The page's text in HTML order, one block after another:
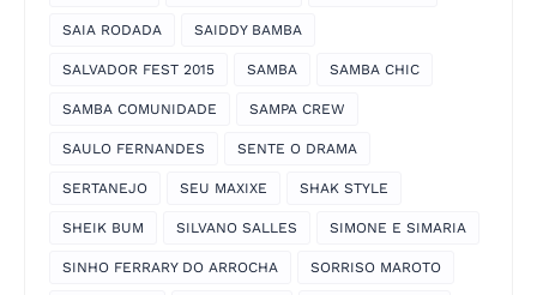
SAIA RODADA SAIDDY BAMBA
SALVADOR FEST 2015 SAMBA SAMBA CHIC
SAMBA COMUNIDADE SAMPA CREW
SAULO FERNANDES SENTE O DRAMA
SERTANEJO SEU MAXIXE SHAK STYLE
SHEIK BUM SILVANO SALLES SIMONE E SIMARIA
SINHO FERRARY DO ARROCHA SORRISO MAROTO